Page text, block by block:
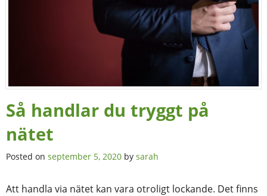
Så handlar du tryggt på
nätet
Posted on september 5, 2020 by sarah
Att handla via nätet kan vara otroligt lockande. Det finns